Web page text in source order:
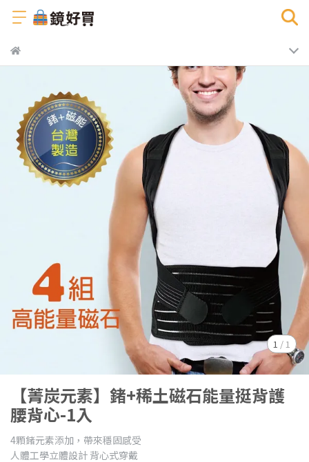
1 / 1
【菁炭元素】鍺+稀土磁石能量挺背護
腰背心-1入
4顆鍺元素添加，帶來穩固感受
人體工學立體設計 背心式穿戴